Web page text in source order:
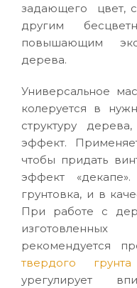
задающего цвет,
другим
повышающим
дерева.
Универсальное
колеруется в
структуру
эффект.
чтобы придать
эффект
грунтовка, и в
При работе с
рекомендуется
твердого
урегулирует